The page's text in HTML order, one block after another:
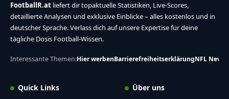
FootballR.at liefert dir topaktuelle Statistiken, Live-Scores,
detaillierte Analysen und exklusive Einblicke – alles kostenlos und in
deutscher Sprache. Verlass dich auf unsere Expertise für deine
tägliche Dosis Football-Wissen.
Interessante Themen:Hier werbenBarrierefreiheitserklärungNFL News
Quick Links Über uns